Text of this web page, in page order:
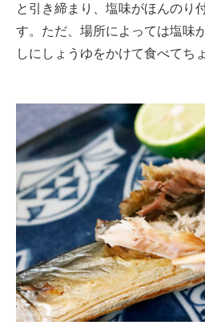
と引き締まり、塩味がほんのり
す。ただ、場所によっては塩味
しにしょうゆをかけて食べてち